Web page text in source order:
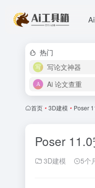
热门
写论文神器
Ai 论文查重
首页 • 3D建模 • Poser
Poser
3D建模 5个